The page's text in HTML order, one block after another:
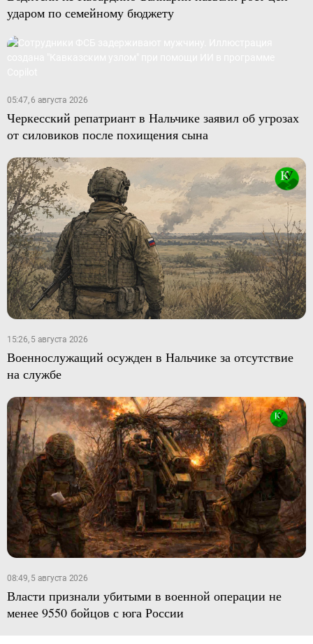
ударом по семейному бюджету
05:47, 6 августа 2026
Черкесский репатриант в Нальчике заявил об угрозах
от силовиков после похищения сына
15:26, 5 августа 2026
Военнослужащий осужден в Нальчике за отсутствие
на службе
08:49, 5 августа 2026
Власти признали убитыми в военной операции не
менее 9550 бойцов с юга России